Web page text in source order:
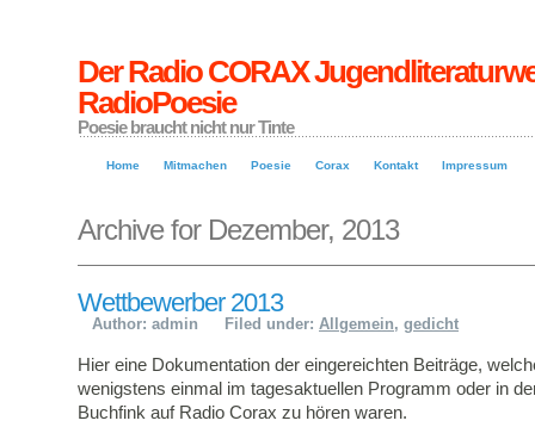
Der Radio CORAX
RadioPoesie
Poesie braucht nicht nur Tinte
Home Mitmachen Poesie Corax Kontakt Impressum
Archive for Dezember, 2013
Wettbewerber 2013
Author: admin Filed under: Allgemein, gedicht
Hier eine Dokumentation der eingereichten Beiträge,
wenigstens einmal im tagesaktuellen Programm oder in
Buchfink auf Radio Corax zu hören waren.